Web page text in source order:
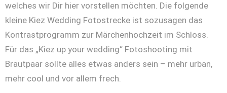
welches wir Dir hier vorstellen möchten. Die folgende
kleine Kiez Wedding Fotostrecke ist sozusagen das
Kontrastprogramm zur Märchenhochzeit im Schloss.
Für das „Kiez up your wedding“ Fotoshooting mit
Brautpaar sollte alles etwas anders sein – mehr urban,
mehr cool und vor allem frech.